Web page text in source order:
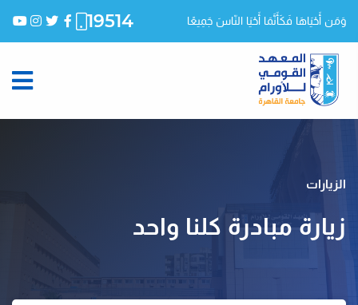
وَمَن أَحْيَاهَا فَكَأَنَّمَا أَحْيَا النّاسَ جَمِيعًا 19514
الزيارات
زيارة مبادرة كلنا واحد